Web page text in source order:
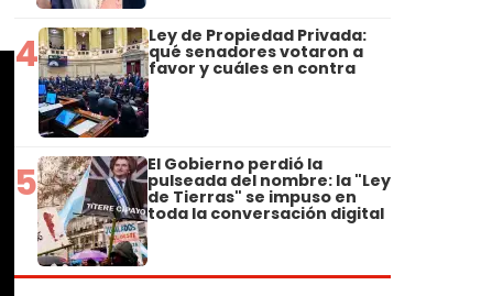
4 Ley de Propiedad Privada:
qué senadores votaron a
favor y cuáles en contra
5 El Gobierno perdió la
pulseada del nombre: la "Ley
de Tierras" se impuso en
toda la conversación digital